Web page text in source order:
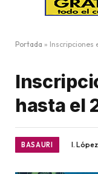
Portada » Inscripciones
hasta el
BASAURI I. López